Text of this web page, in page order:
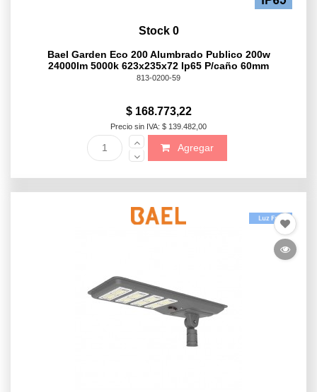
Stock 0
Bael Garden Eco 200 Alumbrado Publico 200w
24000lm 5000k 623x235x72 Ip65 P/caño 60mm
813-0200-59
$ 168.773,22
Precio sin IVA: $ 139.482,00
Agregar